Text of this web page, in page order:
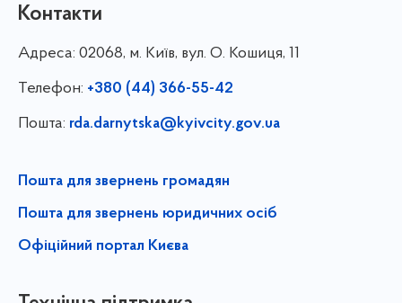
Контакти
Адреса: 02068, м. Київ, вул. О. Кошиця, 11
Телефон: +380 (44) 366-55-42
Пошта: rda.darnytska@kyivcity.gov.ua
Пошта для звернень громадян
Пошта для звернень юридичних осіб
Офіційний портал Києва